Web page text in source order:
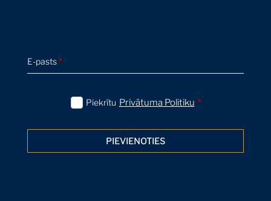
E-pasts*
Piekrītu Privātuma Politiku *
PIEVIENOTIES